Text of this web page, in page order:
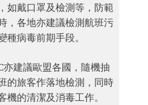
如戴口罩及檢測等，防範
，各地亦建議檢測航班污
種病毒前期手段。
亦建議歐盟各國，隨機抽
的旅客作落地檢測，同時
機的清潔及消毒工作。